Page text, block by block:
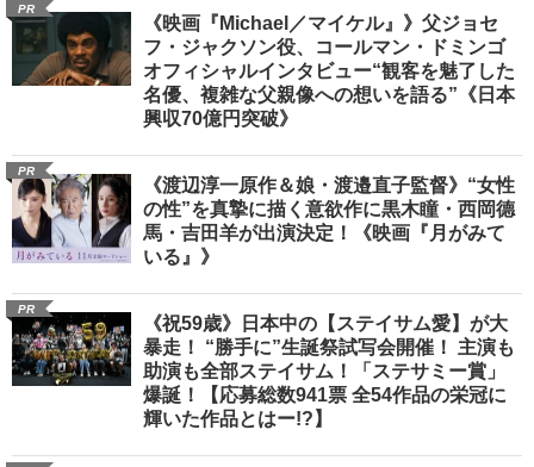
PR
《映画『Michael／マイケル』》父ジョセ
フ・ジャクソン役、コールマン・ドミンゴ
オフィシャルインタビュー“観客を魅了した
名優、複雑な父親像への想いを語る”《日本
興収70億円突破》
PR
《渡辺淳一原作＆娘・渡邉直子監督》“女性
の性”を真摯に描く意欲作に黒木瞳・西岡德
馬・吉田羊が出演決定！《映画『月がみて
いる』》
PR
《祝59歳》日本中の【ステイサム愛】が大
暴走！ “勝手に”生誕祭試写会開催！ 主演も
助演も全部ステイサム！「ステサミー賞」
爆誕！【応募総数941票 全54作品の栄冠に
輝いた作品とはー!?】